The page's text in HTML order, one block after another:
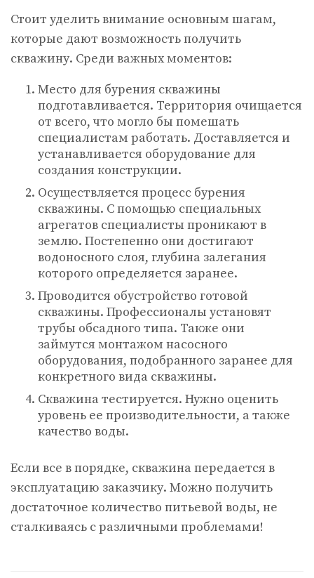
Стоит уделить внимание основным шагам,
которые дают возможность получить
скважину. Среди важных моментов:
Место для бурения скважины
подготавливается. Территория очищается
от всего, что могло бы помешать
специалистам работать. Доставляется и
устанавливается оборудование для
создания конструкции.
Осуществляется процесс бурения
скважины. С помощью специальных
агрегатов специалисты проникают в
землю. Постепенно они достигают
водоносного слоя, глубина залегания
которого определяется заранее.
Проводится обустройство готовой
скважины. Профессионалы установят
трубы обсадного типа. Также они
займутся монтажом насосного
оборудования, подобранного заранее для
конкретного вида скважины.
Скважина тестируется. Нужно оценить
уровень ее производительности, а также
качество воды.
Если все в порядке, скважина передается в
эксплуатацию заказчику. Можно получить
достаточное количество питьевой воды, не
сталкиваясь с различными проблемами!